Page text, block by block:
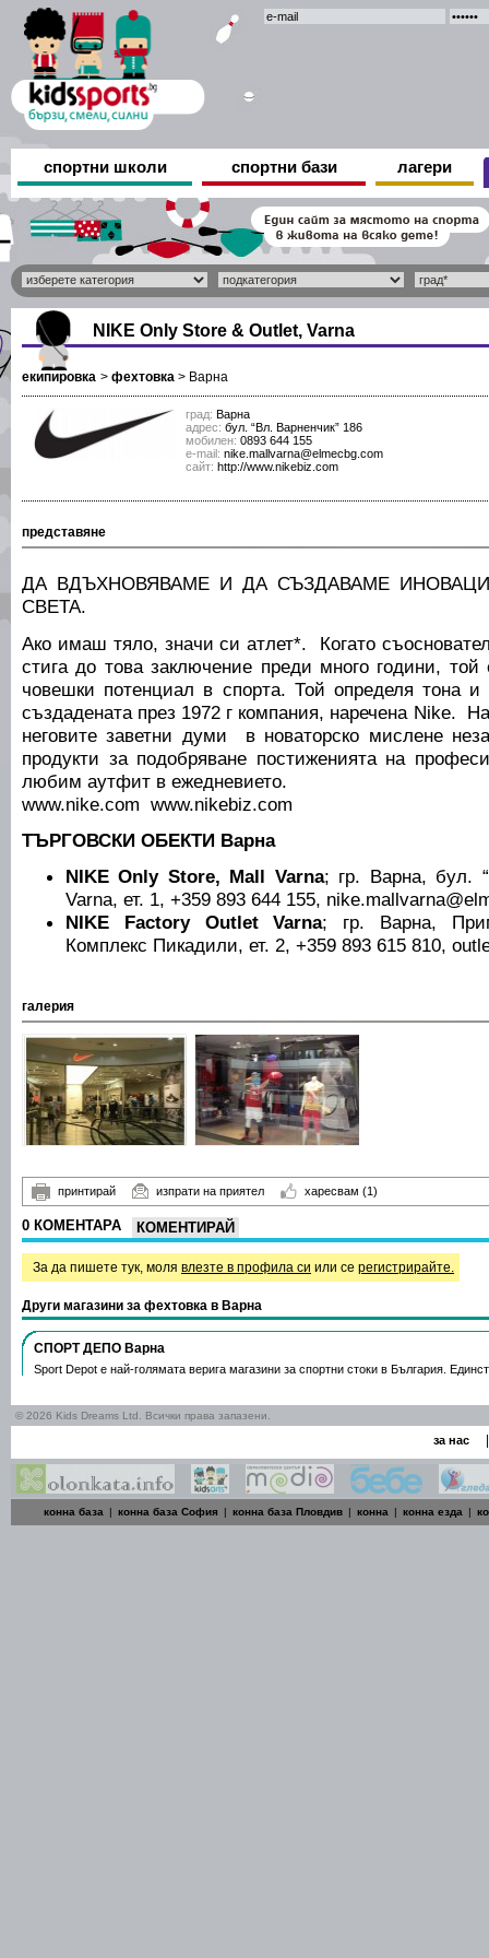
спортни школи спортни бази лагери
NIKE Only Store & Outlet, Varna
екипировка > фехтовка > Варна
град: Варна
адрес: бул. “Вл. Варненчик” 186
мобилен: 0893 644 155
е-mail: nike.mallvarna@elmecbg.com
сайт: http://www.nikebiz.com
представяне
ДА ВДЪХНОВЯВАМЕ И ДА СЪЗДАВАМЕ
СВЕТА.
Ако имаш тяло, значи си атлет*. Когато
стига до това заключение преди много години,
човешки потенциал в спорта. Той определя тона и
създадената през 1972 г компания, наречена Nike.
неговите заветни думи в новаторско мислене
продукти за подобряване постиженията на
любим аутфит в ежедневието.
www.nike.com www.nikebiz.com
ТЪРГОВСКИ ОБЕКТИ Варна
NIKE Only Store, Mall Varna; гр. Варна, бул.
Varna, ет. 1, +359 893 644 155,
NIKE Factory Outlet Varna; гр. Варна,
Комплекс Пикадили, ет. 2, +359 893 615 810,
галерия
принтирай изпрати на приятел харесвам (1)
0 КОМЕНТАРА КОМЕНТИРАЙ
За да пишете тук, моля влезте в профила си или се регистрирайте.
Други магазини за фехтовка в Варна
СПОРТ ДЕПО Варна
Sport Depot е най-голямата верига магазини за спортни стоки в България.
© 2026 Kids Dreams Ltd. Всички права запазени.
за нас |
конна база | конна база София | конна база Пловдив | конна | конна езда |